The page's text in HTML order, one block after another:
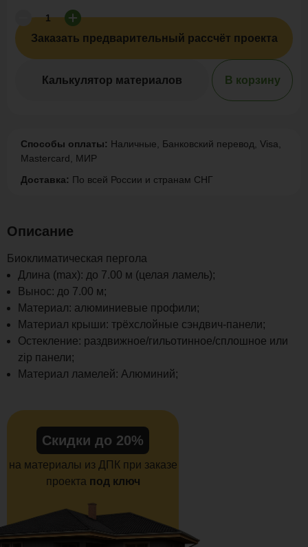
Заказать предварительный рассчёт проекта
Калькулятор материалов В корзину
Способы оплаты: Наличные, Банковский перевод, Visa,
Mastercard, МИР
Доставка: По всей России и странам СНГ
Описание
Биоклиматическая пергола
Длина (max): до 7.00 м (целая ламель);
Вынос: до 7.00 м;
Материал: алюминиевые профили;
Материал крыши: трёхслойные сэндвич-панели;
Остекление: раздвижное/гильотинное/сплошное или
zip панели;
Материал ламелей: Алюминий;
Скидки до 20%
на материалы из ДПК при заказе
проекта под ключ